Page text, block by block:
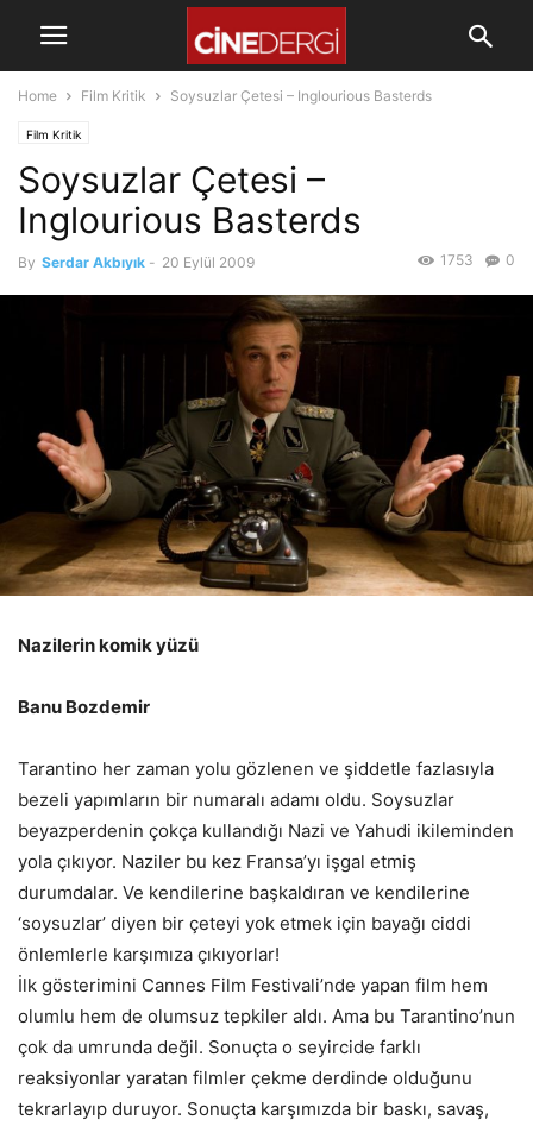
Home Film Kritik Soysuzlar Çetesi – Inglourious Basterds
Film Kritik
Soysuzlar Çetesi –
Inglourious Basterds
By Serdar Akbıyık - 20 Eylül 2009 0
1753
Nazilerin komik yüzü
Banu Bozdemir
Tarantino her zaman yolu gözlenen ve şiddetle fazlasıyla
bezeli yapımların bir numaralı adamı oldu. Soysuzlar
beyazperdenin çokça kullandığı Nazi ve Yahudi ikileminden
yola çıkıyor. Naziler bu kez Fransa’yı işgal etmiş
durumdalar. Ve kendilerine başkaldıran ve kendilerine
‘soysuzlar’ diyen bir çeteyi yok etmek için bayağı ciddi
önlemlerle karşımıza çıkıyorlar!
İlk gösterimini Cannes Film Festivali’nde yapan film hem
olumlu hem de olumsuz tepkiler aldı. Ama bu Tarantino’nun
çok da umrunda değil. Sonuçta o seyircide farklı
reaksiyonlar yaratan filmler çekme derdinde olduğunu
tekrarlayıp duruyor. Sonuçta karşımızda bir baskı, savaş,